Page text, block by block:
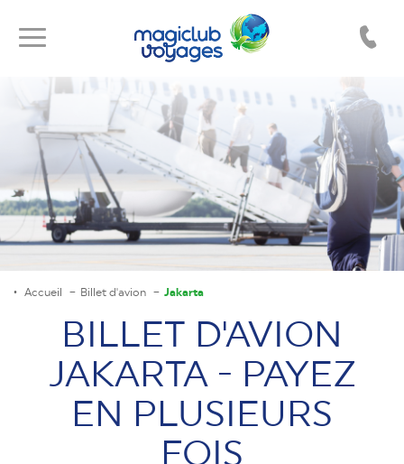
Toggle
Toggle
navigation
Accueil Billet d'avion Jakarta
BILLET D'AVION
JAKARTA - PAYEZ
EN PLUSIEURS
FOIS